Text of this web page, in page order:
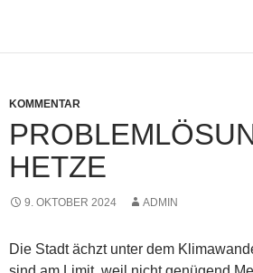
KOMMENTAR
HETZE
9. OKTOBER 2024 ADMIN
Die Stadt ächzt unter dem